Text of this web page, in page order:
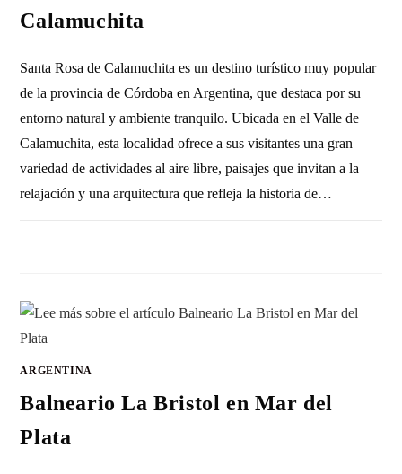
Calamuchita
Santa Rosa de Calamuchita es un destino turístico muy popular
de la provincia de Córdoba en Argentina, que destaca por su
entorno natural y ambiente tranquilo. Ubicada en el Valle de
Calamuchita, esta localidad ofrece a sus visitantes una gran
variedad de actividades al aire libre, paisajes que invitan a la
relajación y una arquitectura que refleja la historia de…
ARGENTINA
Balneario La Bristol en Mar del
Plata